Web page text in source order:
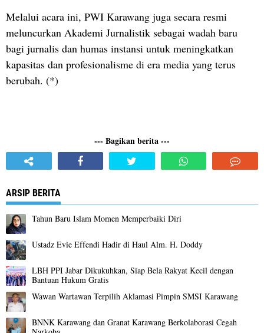
Melalui acara ini, PWI Karawang juga secara resmi
meluncurkan Akademi Jurnalistik sebagai wadah baru
bagi jurnalis dan humas instansi untuk meningkatkan
kapasitas dan profesionalisme di era media yang terus
berubah. (*)
--- Bagikan berita ---
ARSIP BERITA
Tahun Baru Islam Momen Memperbaiki Diri
Ustadz Evie Effendi Hadir di Haul Alm. H. Doddy
LBH PPI Jabar Dikukuhkan, Siap Bela Rakyat Kecil dengan
Bantuan Hukum Gratis
Wawan Wartawan Terpilih Aklamasi Pimpin SMSI Karawang
BNNK Karawang dan Granat Karawang Berkolaborasi Cegah